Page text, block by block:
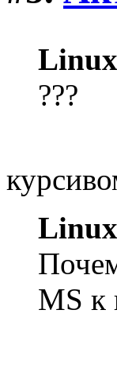
???
MS к